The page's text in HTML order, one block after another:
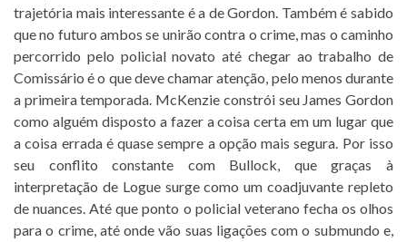
trajetória mais interessante é a de Gordon. Também é sabido
que no futuro ambos se unirão contra o crime, mas o caminho
percorrido pelo policial novato até chegar ao trabalho de
Comissário é o que deve chamar atenção, pelo menos durante
a primeira temporada. McKenzie constrói seu James Gordon
como alguém disposto a fazer a coisa certa em um lugar que
a coisa errada é quase sempre a opção mais segura. Por isso
seu conflito constante com Bullock, que graças à
interpretação de Logue surge como um coadjuvante repleto
de nuances. Até que ponto o policial veterano fecha os olhos
para o crime, até onde vão suas ligações com o submundo e,